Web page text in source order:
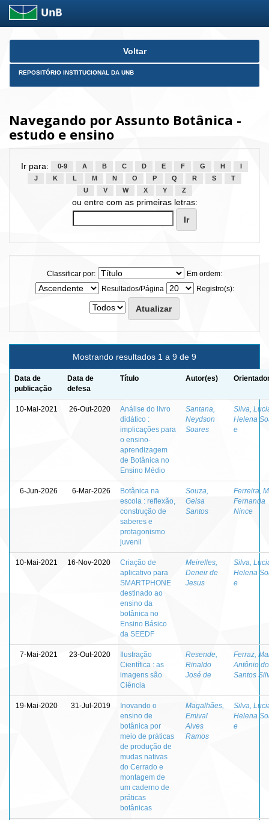
Skip
Voltar
REPOSITÓRIO INSTITUCIONAL DA UNB
Navegando por Assunto Botânica -
estudo e ensino
Ir para: 0-9 A B C D E F G H
J
K L M N O P Q R S
T
U
V W X Y Z
ou entre com as primeiras letras:
Classificar por:
Em ordem:
Resultados/Página
Registro(s):
Mostrando resultados 1 a 9 de 9
Data de
publicação
Data de
defesa
Título Autor(es)
10-Mai-2021 26-Out-2020
Análise do livro
didático :
implicações para
o ensino-
aprendizagem
de Botânica no
Ensino Médio
Santana,
Neydson
Soares
Silva,
Helena
e
6-Jun-2026 6-Mar-2026
Botânica na
escola : reflexão,
construção de
saberes e
protagonismo
juvenil
Souza,
Geisa
Santos
Ferreira,
Fernanda
Nince
10-Mai-2021 16-Nov-2020
Criação de
aplicativo para
SMARTPHONE
destinado ao
ensino da
botânica no
Ensino Básico
da SEEDF
Meirelles,
Deneir de
Jesus
Silva,
Helena
e
7-Mai-2021 23-Out-2020
Ilustração
Científica : as
imagens são
Ciência
Resende,
Rinaldo
José de
Ferraz,
Antônio
Santos
19-Mai-2020 31-Jul-2019
Inovando o
ensino de
botânica por
meio de práticas
de produção de
mudas nativas
do Cerrado e
montagem de
um caderno de
práticas
botânicas
Magalhães,
Emival
Alves
Ramos
Silva,
Helena
e